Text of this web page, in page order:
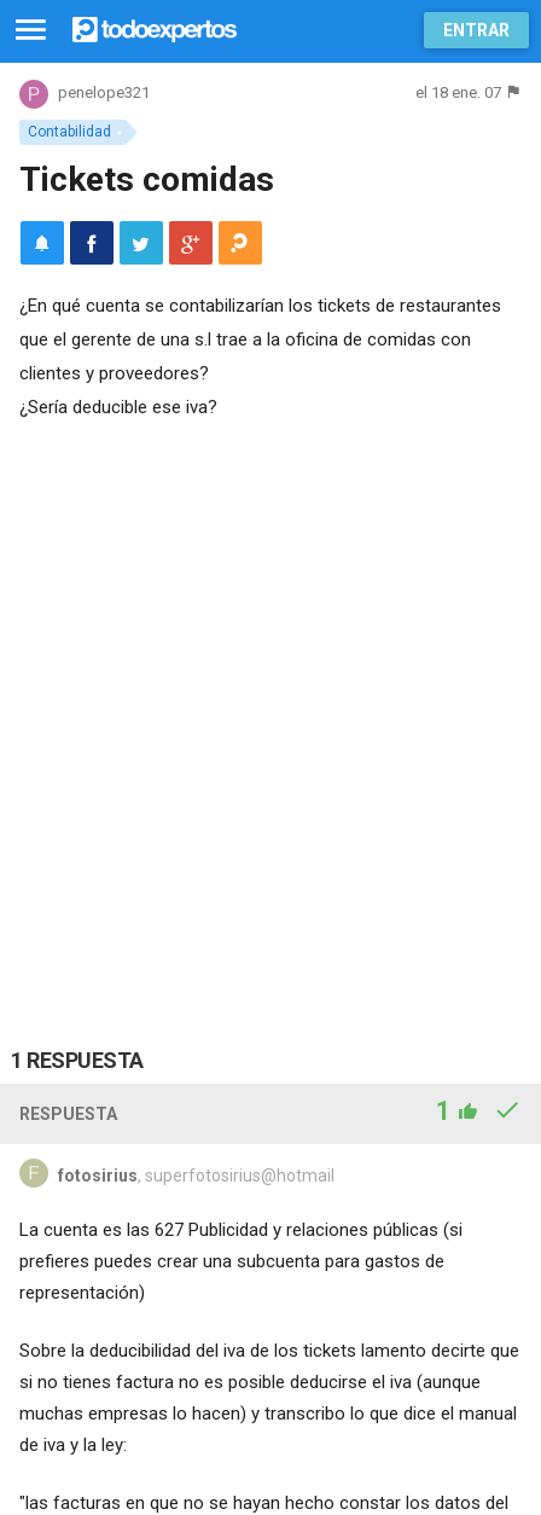
ENTRAR
Contabilidad
penelope321 el 18 ene. 07
Tickets comidas
¿En qué cuenta se contabilizarían los tickets de restaurantes
que el gerente de una s.l trae a la oficina de comidas con
clientes y proveedores?
¿Sería deducible ese iva?
1 RESPUESTA
RESPUESTA 1
fotosirius, superfotosirius@hotmail
La cuenta es las 627 Publicidad y relaciones públicas (si
prefieres puedes crear una subcuenta para gastos de
representación)
Sobre la deducibilidad del iva de los tickets lamento decirte que
si no tienes factura no es posible deducirse el iva (aunque
muchas empresas lo hacen) y transcribo lo que dice el manual
de iva y la ley:
"las facturas en que no se hayan hecho constar los datos del